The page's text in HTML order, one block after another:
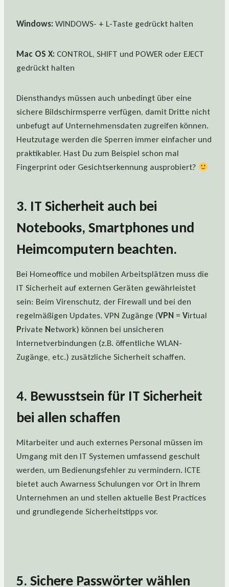
Windows: WINDOWS- + L-Taste gedrückt halten
Mac OS X: CONTROL, SHIFT und POWER oder EJECT
gedrückt halten
Diensthandys müssen auch unbedingt über eine
sichere Bildschirmsperre verfügen, damit Dritte nicht
unbefugt auf Unternehmensdaten zugreifen können.
Heutzutage werden die Sperren immer einfacher und
praktikabler. Hast Du zum Beispiel schon mal
Fingerprint oder Gesichtserkennung ausprobiert?
3. IT Sicherheit auch bei
Notebooks, Smartphones und
Heimcomputern beachten.
Bei Homeoffice und mobilen Arbeitsplätzen muss die
IT Sicherheit auf externen Geräten gewährleistet
sein: Beim Virenschutz, der Firewall und bei den
regelmäßigen Updates. VPN Zugänge (VPN = Virtual
Private Network) können bei unsicheren
Internetverbindungen (z.B. öffentliche WLAN-
Zugänge, etc.) zusätzliche Sicherheit schaffen.
4. Bewusstsein für IT Sicherheit
bei allen schaffen
Mitarbeiter und auch externes Personal müssen im
Umgang mit den IT Systemen umfassend geschult
werden, um Bedienungsfehler zu vermindern. ICTE
bietet auch Awarness Schulungen vor Ort in Ihrem
Unternehmen an und stellen aktuelle Best Practices
und grundlegende Sicherheitstipps vor.
5. Sichere Passwörter wählen